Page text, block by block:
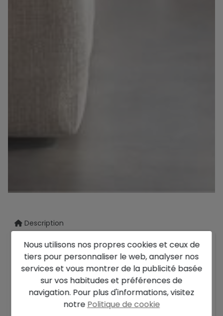
Description
Superbe villa design à Dénia.
Située à quelques minutes de la mer et du
centreville. Dans un quartier résidentiel très
calme.
Magnifique complexe regroupant 4 maisons,
Nous utilisons nos propres cookies et ceux de
tiers pour personnaliser le web, analyser nos
services et vous montrer de la publicité basée
sur vos habitudes et préférences de
navigation. Pour plus d'informations, visitez
notre Politique de cookie